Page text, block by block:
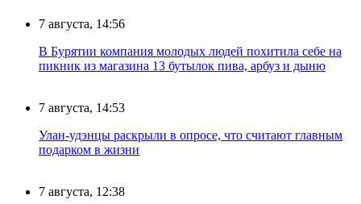
7 августа, 14:56
В Бурятии компания молодых людей похитила себе на
пикник из магазина 13 бутылок пива, арбуз и дыню
7 августа, 14:53
Улан-удэнцы раскрыли в опросе, что считают главным
подарком в жизни
7 августа, 12:38